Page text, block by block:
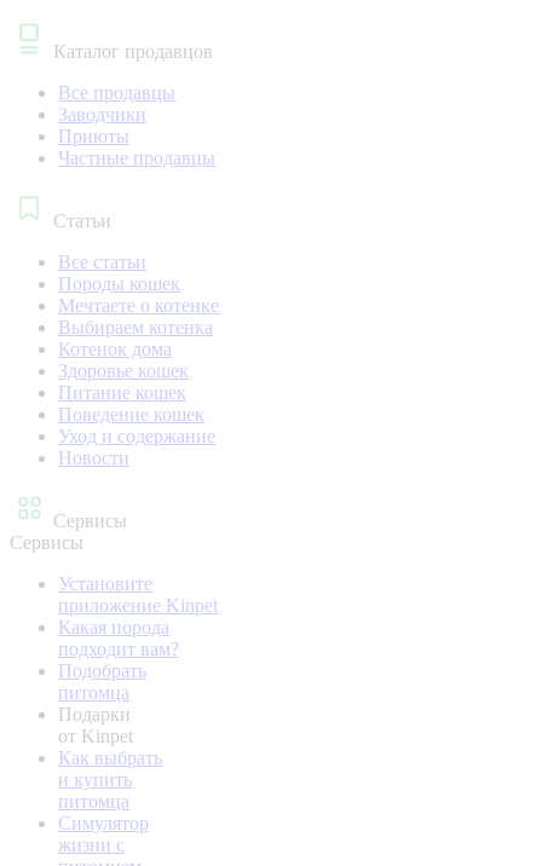
Каталог продавцов
Все продавцы
Заводчики
Приюты
Частные продавцы
Статьи
Все статьи
Породы кошек
Мечтаете о котенке
Выбираем котенка
Котенок дома
Здоровье кошек
Питание кошек
Поведение кошек
Уход и содержание
Новости
Сервисы
Сервисы
Установите
приложение Kinpet
Какая порода
подходит вам?
Подобрать
питомца
Подарки
от Kinpet
Как выбрать
и купить
питомца
Симулятор
жизни с